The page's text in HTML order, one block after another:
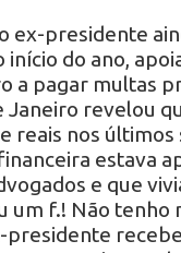
ex-presidente
do ano,
a pagar multas
Janeiro revelou
reais nos últimos
estava
e que
um f.! Não tenho
presidente